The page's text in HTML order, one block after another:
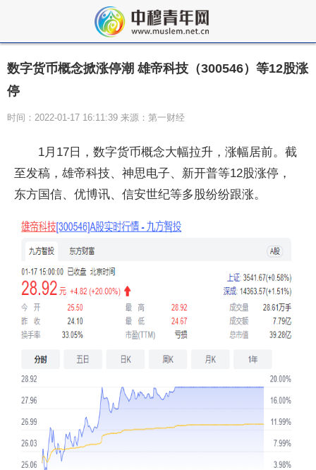
数字货币概念掀涨停潮 雄帝科技（300546）等12股涨
停
时间：2022-01-17 16:11:39 来源：第一财经
1月17日，数字货币概念大幅拉升，涨幅居前。截
至发稿，雄帝科技、神思电子、新开普等12股涨停，
东方国信、优博讯、信安世纪等多股纷纷跟涨。